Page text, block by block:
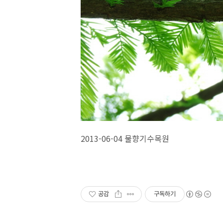
2013-06-04 물향기수목원
공감 구독하기